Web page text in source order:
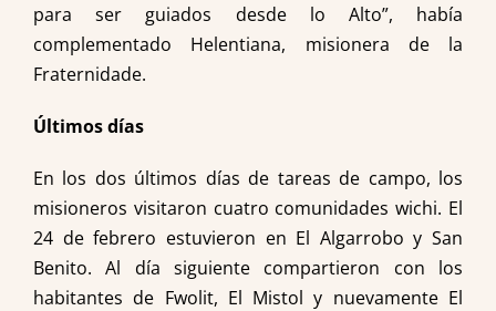
para ser guiados desde lo Alto”, había
complementado Helentiana, misionera de la
Fraternidade.
Últimos días
En los dos últimos días de tareas de campo, los
misioneros visitaron cuatro comunidades wichi. El
24 de febrero estuvieron en El Algarrobo y San
Benito. Al día siguiente compartieron con los
habitantes de Fwolit, El Mistol y nuevamente El